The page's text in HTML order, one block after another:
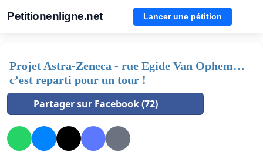
Petitionenligne.net Lancer une pétition
Projet Astra-Zeneca - rue Egide Van Ophem…
c’est reparti pour un tour !
Partager sur Facebook (72)